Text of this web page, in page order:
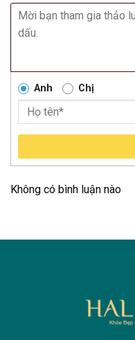
Anh Chị
Không có bình luận nào